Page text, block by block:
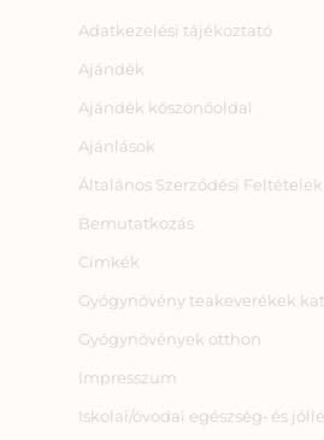
Adatkezelési tájékoztató
Ajándék
Ajándék köszönőoldal
Ajánlások
Általános Szerződési Feltételek
Bemutatkozás
Címkék
Gyógynövény teakeverékek
Gyógynövények otthon
Impresszum
Iskolai/óvodai egészség‑ és